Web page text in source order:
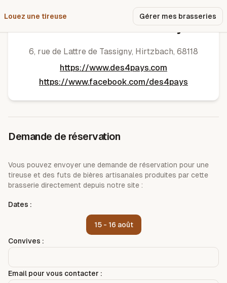
Louez une tireuse Gérer mes brasseries
Brasserie des Quatre Pays
6, rue de Lattre de Tassigny, Hirtzbach, 68118
https://www.des4pays.com
https://www.facebook.com/des4pays
Demande de réservation
Vous pouvez envoyer une demande de réservation pour une
tireuse et des futs de bières artisanales produites par cette
brasserie directement depuis notre site :
Dates :
15 - 16 août
Convives :
Email pour vous contacter :